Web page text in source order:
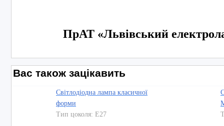
ПрАТ «Львівський
Вас також зацікавить
Світлодіодна лампа класичної
форми
Тип цоколя: E27